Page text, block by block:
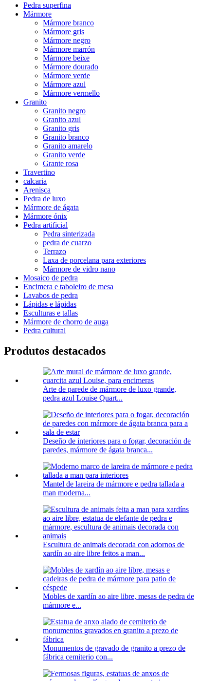
Pedra superfina
Mármore
Mármore branco
Mármore gris
Mármore negro
Mármore marrón
Mármore beixe
Mármore dourado
Mármore verde
Mármore azul
Mármore vermello
Granito
Granito negro
Granito azul
Granito gris
Granito branco
Granito amarelo
Granito verde
Grante rosa
Travertino
calcaria
Arenisca
Pedra de luxo
Mármore de ágata
Mármore ónix
Pedra artificial
Pedra sinterizada
pedra de cuarzo
Terrazo
Laxa de porcelana para exteriores
Mármore de vidro nano
Mosaico de pedra
Encimera e taboleiro de mesa
Lavabos de pedra
Lápidas e lápidas
Esculturas e tallas
Mármore de chorro de auga
Pedra cultural
Produtos destacados
Arte de parede de mármore de luxo grande,
pedra azul Louise Quart...
Deseño de interiores para o fogar, decoración de
paredes, mármore de ágata branca...
Mantel de lareira de mármore e pedra tallada a
man moderna...
Escultura de animais decorada con adornos de
xardín ao aire libre feitos a man...
Mobles de xardín ao aire libre, mesas de pedra de
mármore e...
Monumentos de gravado de granito a prezo de
fábrica cemiterio con...